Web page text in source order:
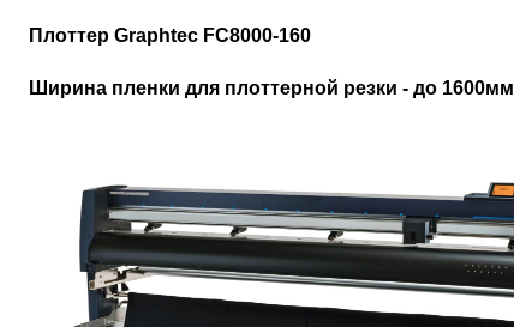
Плоттер Graphtec FC8000-160
Ширина пленки для плоттерной резки - до 1600мм